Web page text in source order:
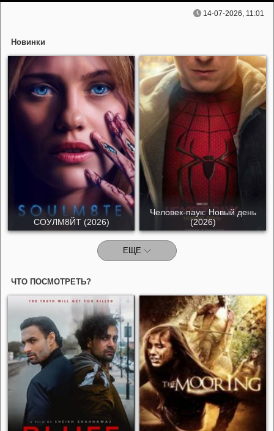
14-07-2026, 11:01
Новинки
СОУЛМ8ЙТ (2026)
Человек-паук: Новый день
(2026)
ЕЩЕ
ЧТО ПОСМОТРЕТЬ?